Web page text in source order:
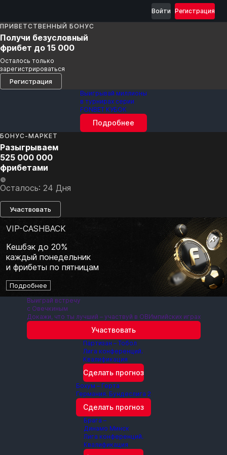
Регистрация
Войти
ПРИВЕТСТВЕННЫЙ БОНУС
Получи безусловный
фрибет до 15 000
Осталось только
зарегистрироваться
Регистрация
Выигрывай миллионы
в турнирах серии
FONBET КУБОК
Подробнее
БОНУС-МАРКЕТ
Разыгрываем
525 000 000
фрибетами
Осталось: 24 Дня
Участвовать
VIP-CASHBACK
Кешбэк до 20%
каждый понедельник
и фрибеты по пятницам
Подробнее
Выиграй встречу
с Овечкиным
Докажи, что ты лучший – участвуй в ОВИмпийских играх
Участвовать
Партизан – Тобол
Лига конференций.
Квалификация
Сделать прогноз
Бохум – Герта
Германия. Бундеслига 2
Сделать прогноз
Брага –
Динамо Минск
Лига конференций.
Квалификация